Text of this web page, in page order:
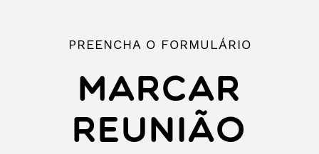
PREENCHA O FORMULÁRIO
MARCAR
REUNIÃO